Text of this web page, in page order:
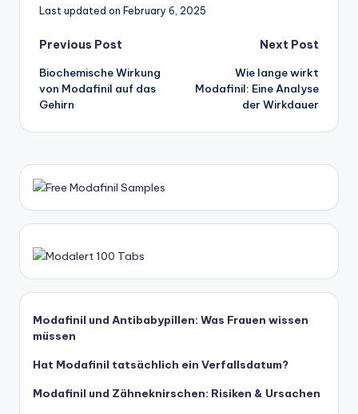
Last updated on February 6, 2025
Post
navigation
Previous Post
Biochemische Wirkung
von Modafinil auf das
Gehirn
Next Post
Wie lange wirkt
Modafinil: Eine Analyse
der Wirkdauer
Modafinil und Antibabypillen: Was Frauen wissen
müssen
Hat Modafinil tatsächlich ein Verfallsdatum?
Modafinil und Zähneknirschen: Risiken & Ursachen